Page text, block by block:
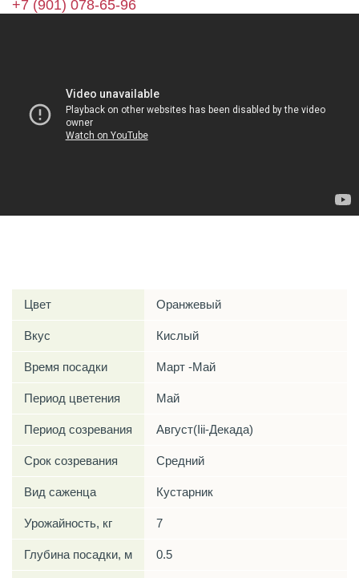
+7 (901) 078-65-96
Цвет Оранжевый
Вкус Кислый
Время посадки Март -Май
Период цветения Май
Период созревания Август(Iii-Декада)
Срок созревания Средний
Вид саженца Кустарник
Урожайность, кг 7
Глубина посадки, м 0.5